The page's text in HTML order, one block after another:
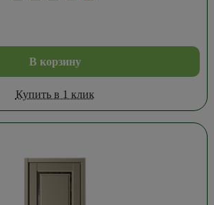
В корзину
Купить в 1 клик